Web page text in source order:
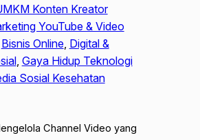
Konten Kreator
YouTube & Video
Bisnis Online, Digital &
, Gaya Hidup Teknologi
Sosial Kesehatan
Channel Video yang